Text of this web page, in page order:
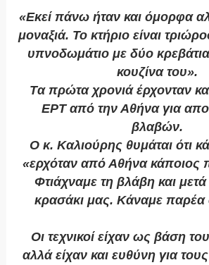
«Εκεί πάνω ήταν και όμορφα
μοναξιά. Το κτήριο είναι
υπνοδωμάτιο με δύο
κουζίνα του».
Tα πρώτα χρονιά έρχονταν
ΕΡΤ από την Αθήνα για
βλαβών.
Ο κ. Καλιούρης θυμάται ότι
«ερχόταν από Αθήνα κάποιος
Φτιάχναμε τη βλάβη και
κρασάκι μας. Κάναμε παρέα
Οι τεχνικοί είχαν ως βάση
αλλά είχαν και ευθύνη για